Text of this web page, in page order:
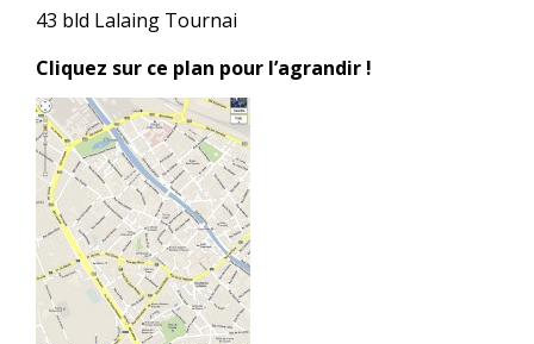
43 bld Lalaing Tournai
Cliquez sur ce plan pour l’agrandir !